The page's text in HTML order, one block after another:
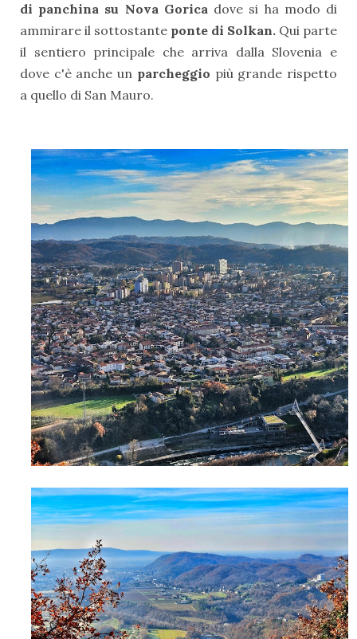
di panchina su Nova Gorica dove si ha modo di
ammirare il sottostante ponte di Solkan. Qui parte
il sentiero principale che arriva dalla Slovenia e
dove c'è anche un parcheggio più grande rispetto
a quello di San Mauro.